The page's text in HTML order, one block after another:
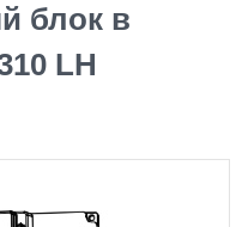
блок в
LH